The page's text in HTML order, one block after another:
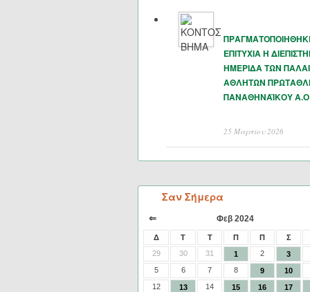
ΕΠΙΤΥΧΙΑ Η
ΗΜΕΡΙΔΑ ΤΩΝ
ΑΘΛΗΤΩΝ
ΠΑΝΑΘΗΝΑΪΚΟΥ Α.Ο
25 Μαρτίου 2026
Σαν Σήμερα
⇐ Φεβ 2024
Δ Τ Τ Π Π
Σ
29
30 31 1 2
3
5
6 7 8 9
10
12
13 14 15 16
17